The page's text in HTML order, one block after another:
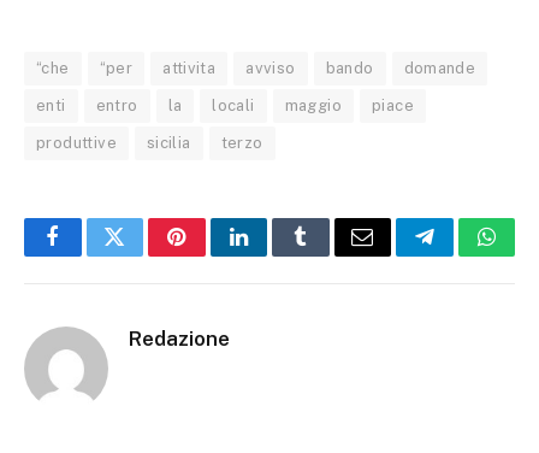
“che “per attivita avviso bando domande
enti entro la locali maggio piace
produttive sicilia terzo
FacebookTwitterPinterestLinkedInTumblrEmail Telegram
Redazione